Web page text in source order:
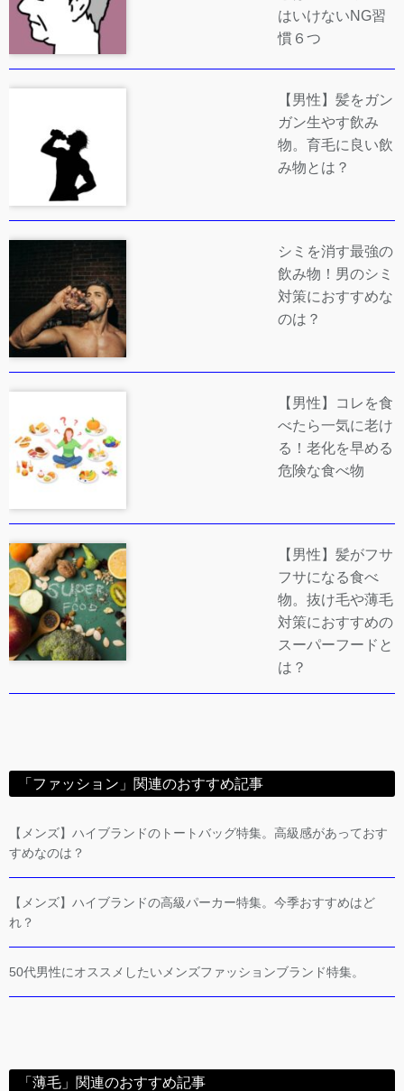
はいけないNG習
慣６つ
【男性】髪をガン
ガン生やす飲み
物。育毛に良い飲
み物とは？
シミを消す最強の
飲み物！男のシミ
対策におすすめな
のは？
【男性】コレを食
べたら一気に老け
る！老化を早める
危険な食べ物
【男性】髪がフサ
フサになる食べ
物。抜け毛や薄毛
対策におすすめの
スーパーフードと
は？
「ファッション」関連のおすすめ記事
【メンズ】ハイブランドのトートバッグ特集。高級感があっておす
すめなのは？
【メンズ】ハイブランドの高級パーカー特集。今季おすすめはど
れ？
50代男性にオススメしたいメンズファッションブランド特集。
「薄毛」関連のおすすめ記事